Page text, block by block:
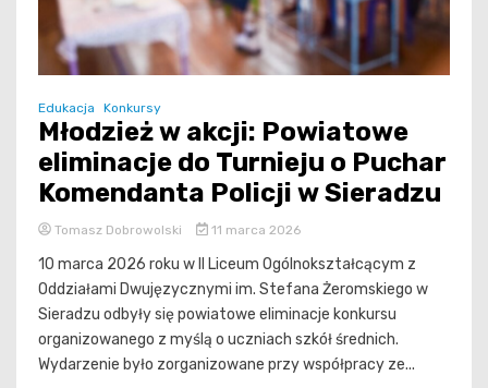
Edukacja Konkursy
Młodzież w akcji: Powiatowe
eliminacje do Turnieju o Puchar
Komendanta Policji w Sieradzu
Tomasz Dobrowolski 11 marca 2026
10 marca 2026 roku w II Liceum Ogólnokształcącym z
Oddziałami Dwujęzycznymi im. Stefana Żeromskiego w
Sieradzu odbyły się powiatowe eliminacje konkursu
organizowanego z myślą o uczniach szkół średnich.
Wydarzenie było zorganizowane przy współpracy ze...